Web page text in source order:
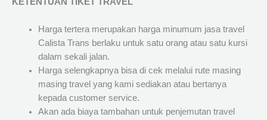
Harga tertera merupakan harga minumum jasa travel
Calista Trans berlaku untuk satu orang atau satu kursi
dalam sekali jalan.
Harga selengkapnya bisa di cek melalui rute masing
masing travel yang kami sediakan atau bertanya
kepada customer service.
Akan ada biaya tambahan untuk penjemutan travel